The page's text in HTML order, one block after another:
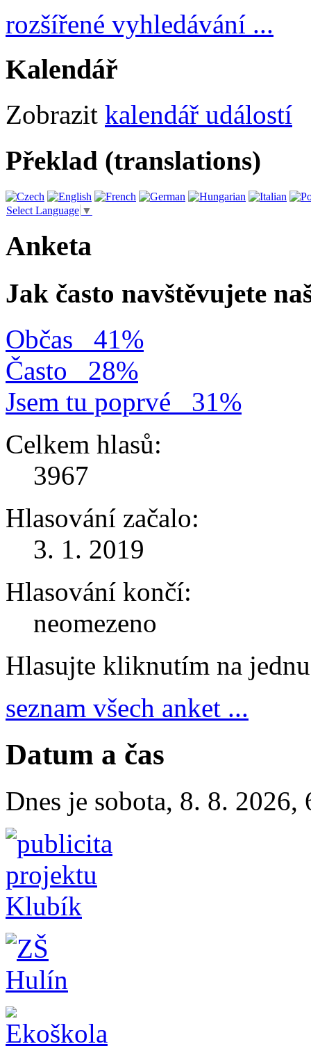
rozšířené vyhledávání ...
Kalendář
Zobrazit kalendář událostí
Překlad (translations)
Select Language ▼
Anketa
Jak často navštěvujete
Občas
41%
Často
28%
Jsem tu poprvé
31%
Celkem hlasů:
3967
Hlasování začalo:
3. 1. 2019
Hlasování končí:
neomezeno
Hlasujte kliknutím na
seznam všech anket ...
Datum a čas
Dnes je sobota, 8. 8. 2026,